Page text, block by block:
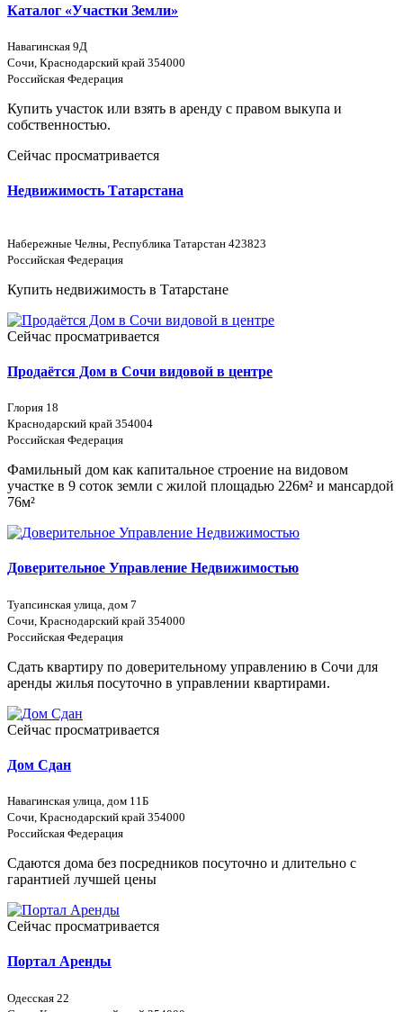
Каталог «Участки Земли»
Навагинская 9Д
Сочи, Краснодарский край 354000
Российская Федерация
Купить участок или взять в аренду с правом выкупа и
собственностью.
Сейчас просматривается
Недвижимость Татарстана
Набережные Челны, Республика Татарстан 423823
Российская Федерация
Купить недвижимость в Татарстане
Сейчас просматривается
Продаётся Дом в Сочи видовой в центре
Глория 18
Краснодарский край 354004
Российская Федерация
Фамильный дом как капитальное строение на видовом
участке в 9 соток земли с жилой площадью 226м² и мансардой
76м²
Доверительное Управление Недвижимостью
Туапсинская улица, дом 7
Сочи, Краснодарский край 354000
Российская Федерация
Сдать квартиру по доверительному управлению в Сочи для
аренды жилья посуточно в управлении квартирами.
Сейчас просматривается
Дом Сдан
Навагинская улица, дом 11Б
Сочи, Краснодарский край 354000
Российская Федерация
Сдаются дома без посредников посуточно и длительно с
гарантией лучшей цены
Сейчас просматривается
Портал Аренды
Одесская 22